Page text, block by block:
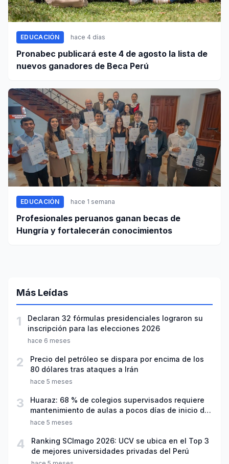
EDUCACIÓN hace 4 días
Pronabec publicará este 4 de agosto la lista de
nuevos ganadores de Beca Perú
EDUCACIÓN hace 1 semana
Profesionales peruanos ganan becas de
Hungría y fortalecerán conocimientos
Más Leídas
1
Declaran 32 fórmulas presidenciales lograron su
inscripción para las elecciones 2026
hace 6 meses
2
Precio del petróleo se dispara por encima de los
80 dólares tras ataques a Irán
hace 5 meses
3
Huaraz: 68 % de colegios supervisados requiere
mantenimiento de aulas a pocos días de inicio del
año escolar 2026
hace 5 meses
4
Ranking SCImago 2026: UCV se ubica en el Top 3
de mejores universidades privadas del Perú